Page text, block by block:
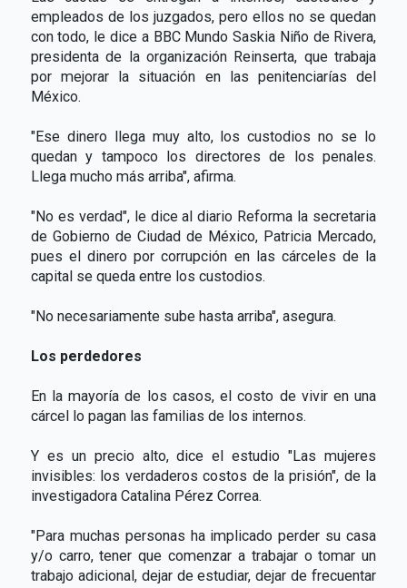
empleados de los juzgados, pero ellos no se quedan
con todo, le dice a BBC Mundo Saskia Niño de Rivera,
presidenta de la organización Reinserta, que trabaja
por mejorar la situación en las penitenciarías del
México.
"Ese dinero llega muy alto, los custodios no se lo
quedan y tampoco los directores de los penales.
Llega mucho más arriba", afirma.
"No es verdad", le dice al diario Reforma la secretaria
de Gobierno de Ciudad de México, Patricia Mercado,
pues el dinero por corrupción en las cárceles de la
capital se queda entre los custodios.
"No necesariamente sube hasta arriba", asegura.
Los perdedores
En la mayoría de los casos, el costo de vivir en una
cárcel lo pagan las familias de los internos.
Y es un precio alto, dice el estudio "Las mujeres
invisibles: los verdaderos costos de la prisión", de la
investigadora Catalina Pérez Correa.
"Para muchas personas ha implicado perder su casa
y/o carro, tener que comenzar a trabajar o tomar un
trabajo adicional, dejar de estudiar, dejar de frecuentar